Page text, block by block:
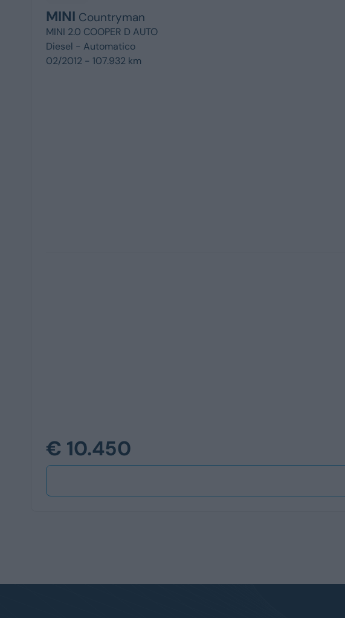
MINI Countryman
MINI 2.0 COOPER D AUTO
Diesel - Automatico
02/2012 - 107.932 km
€ 10.450